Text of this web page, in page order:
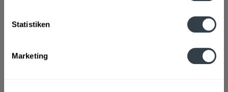
Statistiken
Marketing
Brauerei Gold Ochsen GmbH, Veitsbrunnenweg 3 Bis 8,
Alkoholgehalt